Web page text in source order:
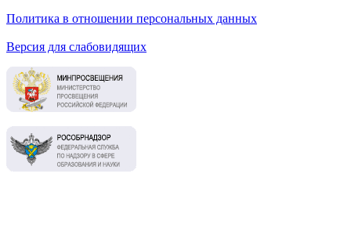
Политика в отношении персональных данных
Версия для слабовидящих